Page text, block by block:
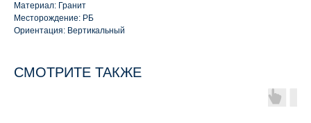
Материал: Гранит
Месторождение: РБ
Ориентация: Вертикальный
СМОТРИТЕ ТАКЖЕ